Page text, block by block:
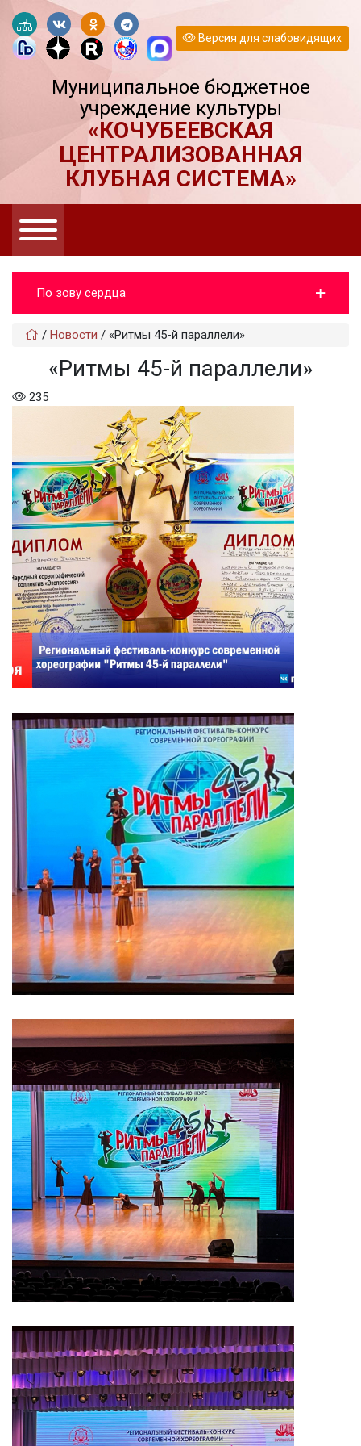
Версия для слабовидящих
Муниципальное бюджетное
учреждение культуры
«КОЧУБЕЕВСКАЯ
ЦЕНТРАЛИЗОВАННАЯ
КЛУБНАЯ СИСТЕМА»
По зову сердца
/ Новости / «Ритмы 45-й параллели»
«Ритмы 45-й параллели»
235